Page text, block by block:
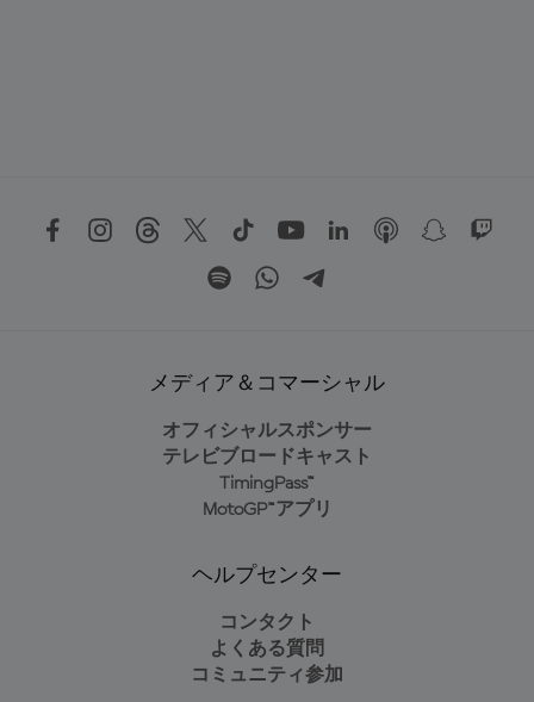
メディア＆コマーシャル
オフィシャルスポンサー
テレビブロードキャスト
TimingPass™
MotoGP™アプリ
ヘルプセンター
コンタクト
よくある質問
コミュニティ参加